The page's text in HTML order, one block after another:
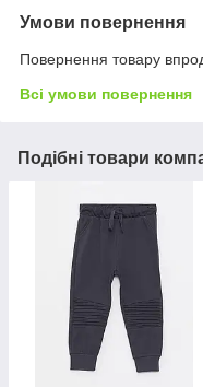
Умови повернення
Повернення товару
Всі умови повернення
Подібні товари